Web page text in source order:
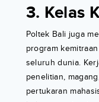
3. Kelas
Poltek Bali juga
program
seluruh dunia.
penelitian,
pertukaran